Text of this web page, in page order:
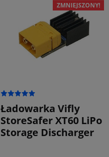
ZMNIEJSZONY!
Ładowarka Vifly
StoreSafer XT60 LiPo
Storage Discharger